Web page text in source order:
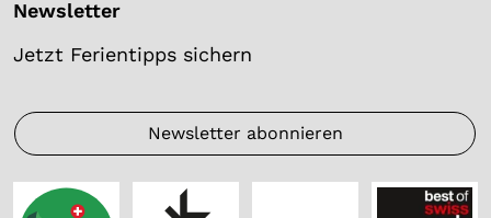
Newsletter
Jetzt Ferientipps sichern
Newsletter abonnieren